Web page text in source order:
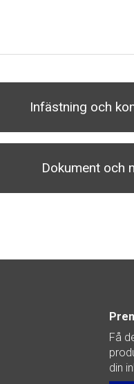
Infästning och
Dokument och
Få
din